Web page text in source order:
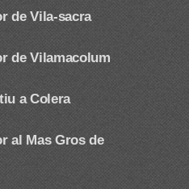
de Vila-sacra
de Vilamacolum
a Colera
al Mas Gros de